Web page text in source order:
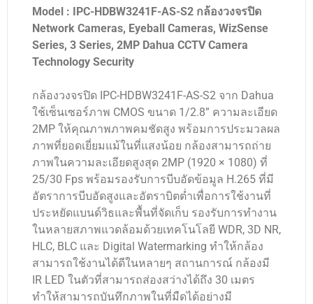
Model : IPC-HDBW3241F-AS-S2 กล้องวงจรปิด
Network Cameras, Eyeball Cameras, WizSense
Series, 3 Series, 2MP Dahua CCTV Camera
Technology Security
กล้องวงจรปิด IPC-HDBW3241F-AS-S2 จาก Dahua
ใช้เซ็นเซอร์ภาพ CMOS ขนาด 1/2.8” ความละเอียด
2MP ให้คุณภาพภาพคมชัดสูง พร้อมการประมวลผล
ภาพที่ยอดเยี่ยมแม้ในที่แสงน้อย กล้องสามารถถ่าย
ภาพในความละเอียดสูงสุด 2MP (1920 × 1080) ที่
25/30 Fps พร้อมรองรับการบีบอัดข้อมูล H.265 ที่มี
อัตราการบีบอัดสูงและอัตราบิตต่ำเพื่อการใช้งานที่
ประหยัดแบนด์วิธและพื้นที่จัดเก็บ รองรับการทำงาน
ในหลายสภาพแวดล้อมด้วยเทคโนโลยี WDR, 3D NR,
HLC, BLC และ Digital Watermarking ทำให้กล้อง
สามารถใช้งานได้ดีในหลายๆ สถานการณ์ กล้องมี
IR LED ในตัวที่สามารถส่องสว่างได้ถึง 30 เมตร
ทำให้สามารถบันทึกภาพในที่มืดได้อย่างมี